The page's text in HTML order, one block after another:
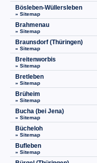
Bösleben-Wüllersleben
» Sitemap
Brahmenau
» Sitemap
Braunsdorf (Thüringen)
» Sitemap
Breitenworbis
» Sitemap
Bretleben
» Sitemap
Brüheim
» Sitemap
Bucha (bei Jena)
» Sitemap
Bücheloh
» Sitemap
Bufleben
» Sitemap